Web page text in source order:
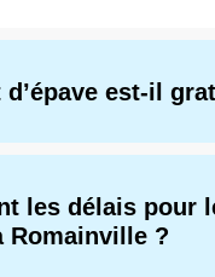
d’épave est-il
les délais pour
Romainville ?